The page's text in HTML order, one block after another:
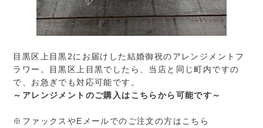
目黒区上目黒2にお届けした結婚御祝のアレンジメントフ
ラワー。目黒区上目黒でしたら、当店と同じ町内ですの
で、お急ぎでも対応可能です。
～アレンジメントのご購入はこちらから可能です～
※ファックスやEメールでのご注文の方はこちら